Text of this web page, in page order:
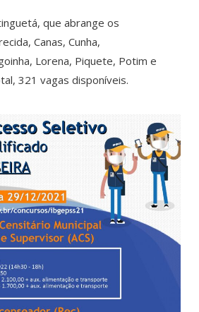
que abrange os
Canas, Cunha,
Lorena, Piquete, Potim e
321 vagas disponíveis.